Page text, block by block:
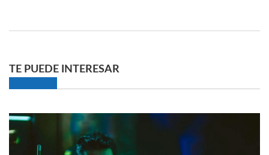
TE PUEDE INTERESAR